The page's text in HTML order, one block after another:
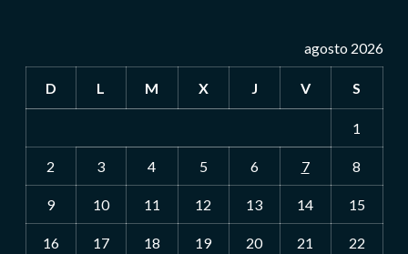
agosto 2026
D L M X J V S
1
2 3 4 5 6 7 8
9 10 11 12 13 14 15
16 17 18 19 20 21 22